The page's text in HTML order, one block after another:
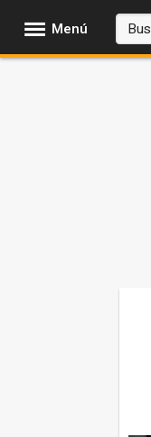
Menú